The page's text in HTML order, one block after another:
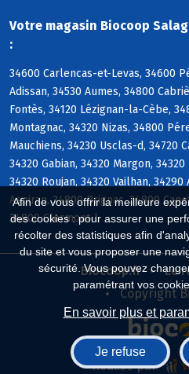
Afin de vous offrir la meilleure
des cookies : pour assurer une
récolter des statistiques afin
du site et vous proposer une
sécurité. Vous pouvez
paramétrant vos
En savoir plus et
Je refuse
Votre magasin Biocoop
:
34600 Carlencas-et-Levas, 34600
Adissan, 34530 Aumes, 34800
Fontès, 34120 Lézignan-la-Cèbe,
Montagnac, 34320 Nizas, 34800
Mauchiens, 34230 Usclas-d, 34720
34320 Gabian, 34320 Margon,
34320 Roujan, 34320 Vailhan,
Aspiran, 34800 Brignac, 34800
34800 Clermont-l
Biocoop.fr
Le
Copyright
Réalisé par